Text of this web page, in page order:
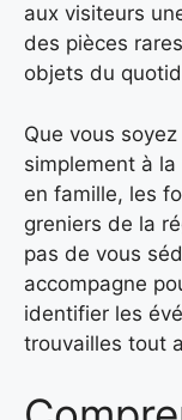
aux visiteurs
des pièces
objets du
Que vous
simplement à
en famille, les
greniers de la
pas de vous
accompagne
identifier les
trouvailles tout